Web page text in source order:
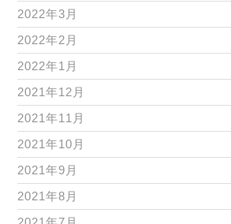
2022年3月
2022年2月
2022年1月
2021年12月
2021年11月
2021年10月
2021年9月
2021年8月